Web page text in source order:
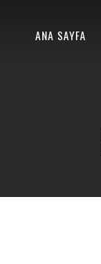
ANA SAYFA